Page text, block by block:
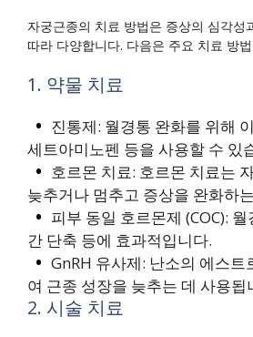
자궁근종의 치료 방법은 증상의 심각성
따라 다양합니다. 다음은 주요 치료 방
1. 약물 치료
진통제: 월경통 완화를 위해
세트아미노펜 등을 사용할 수 있
호르몬 치료: 호르몬 치료는
늦추거나 멈추고 증상을 완화하
피부 동일 호르몬제 (COC):
간 단축 등에 효과적입니다.
GnRH 유사제: 난소의 에스
여 근종 성장을 늦추는 데 사용됩
2. 시술 치료